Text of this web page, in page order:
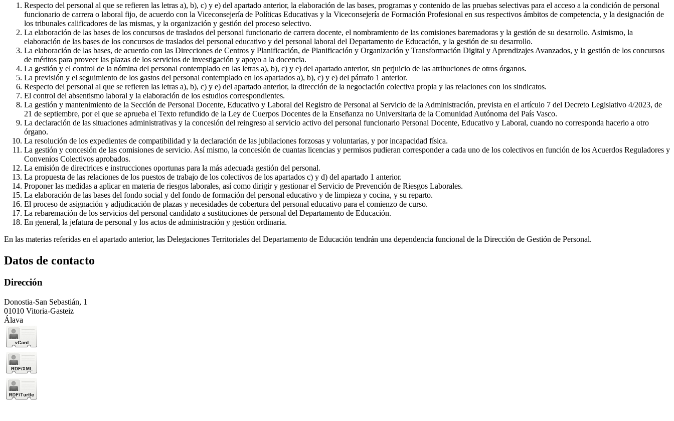
Respecto del personal al que se refieren las letras a), b), c) y e) del apartado anterior, la elaboración de las bases, programas y contenido de las pruebas selectivas para el acceso a la condición de personal
funcionario de carrera o laboral fijo, de acuerdo con la Viceconsejería de Políticas Educativas y la Viceconsejería de Formación Profesional en sus respectivos ámbitos de competencia, y la designación de
los tribunales calificadores de las mismas, y la organización y gestión del proceso selectivo.
La elaboración de las bases de los concursos de traslados del personal funcionario de carrera docente, el nombramiento de las comisiones baremadoras y la gestión de su desarrollo. Asimismo, la
elaboración de las bases de los concursos de traslados del personal educativo y del personal laboral del Departamento de Educación, y la gestión de su desarrollo.
La elaboración de las bases, de acuerdo con las Direcciones de Centros y Planificación, de Planificación y Organización y Transformación Digital y Aprendizajes Avanzados, y la gestión de los concursos
de méritos para proveer las plazas de los servicios de investigación y apoyo a la docencia.
La gestión y el control de la nómina del personal contemplado en las letras a), b), c) y e) del apartado anterior, sin perjuicio de las atribuciones de otros órganos.
La previsión y el seguimiento de los gastos del personal contemplado en los apartados a), b), c) y e) del párrafo 1 anterior.
Respecto del personal al que se refieren las letras a), b), c) y e) del apartado anterior, la dirección de la negociación colectiva propia y las relaciones con los sindicatos.
El control del absentismo laboral y la elaboración de los estudios correspondientes.
La gestión y mantenimiento de la Sección de Personal Docente, Educativo y Laboral del Registro de Personal al Servicio de la Administración, prevista en el artículo 7 del Decreto Legislativo 4/2023, de
21 de septiembre, por el que se aprueba el Texto refundido de la Ley de Cuerpos Docentes de la Enseñanza no Universitaria de la Comunidad Autónoma del País Vasco.
La declaración de las situaciones administrativas y la concesión del reingreso al servicio activo del personal funcionario Personal Docente, Educativo y Laboral, cuando no corresponda hacerlo a otro
órgano.
La resolución de los expedientes de compatibilidad y la declaración de las jubilaciones forzosas y voluntarias, y por incapacidad física.
La gestión y concesión de las comisiones de servicio. Así mismo, la concesión de cuantas licencias y permisos pudieran corresponder a cada uno de los colectivos en función de los Acuerdos Reguladores y
Convenios Colectivos aprobados.
La emisión de directrices e instrucciones oportunas para la más adecuada gestión del personal.
La propuesta de las relaciones de los puestos de trabajo de los colectivos de los apartados c) y d) del apartado 1 anterior.
Proponer las medidas a aplicar en materia de riesgos laborales, así como dirigir y gestionar el Servicio de Prevención de Riesgos Laborales.
La elaboración de las bases del fondo social y del fondo de formación del personal educativo y de limpieza y cocina, y su reparto.
El proceso de asignación y adjudicación de plazas y necesidades de cobertura del personal educativo para el comienzo de curso.
La rebaremación de los servicios del personal candidato a sustituciones de personal del Departamento de Educación.
En general, la jefatura de personal y los actos de administración y gestión ordinaria.
En las materias referidas en el apartado anterior, las Delegaciones Territoriales del Departamento de Educación tendrán una dependencia funcional de la Dirección de Gestión de Personal.
Datos de contacto
Dirección
Donostia-San Sebastián, 1
01010 Vitoria-Gasteiz
Álava